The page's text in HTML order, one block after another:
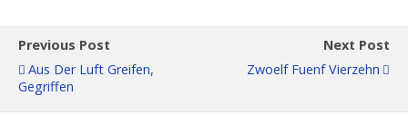
Previous Post
Aus Der Luft Greifen,
Gegriffen
Next Post
Zwoelf Fuenf Vierzehn